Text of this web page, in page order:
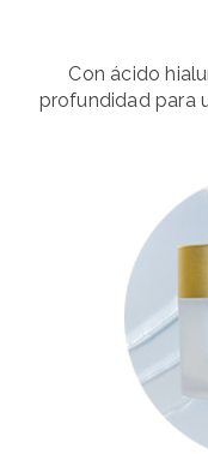
Con ácido
profundidad para